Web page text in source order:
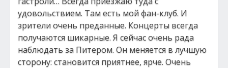
удовольствием. Там есть мой фан-клуб. И
зрители очень преданные. Концерты всегда
получаются шикарные. Я сейчас очень рада
наблюдать за Питером. Он меняется в лучшую
сторону: становится приятнее, ярче. Очень